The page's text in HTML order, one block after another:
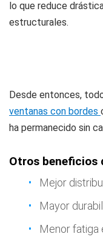
lo que reduce
estructurales.
Desde entonces,
ventanas con bordes
ha permanecido sin
Otros beneficios
Mejor
Mayor
Menor fatiga